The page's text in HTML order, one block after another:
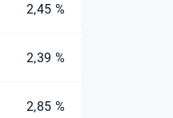
2,45 %
2,39 %
2,85 %